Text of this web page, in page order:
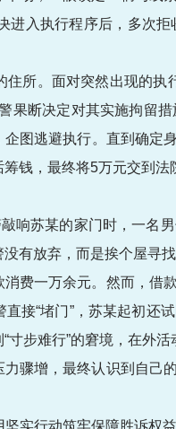
进入执行程序后，多次
所。面对突然出现的
果断决定对其实施拘留
图逃避执行。直到确
钱，最终将5万元交到法
响苏某的家门时，一名
有放弃，而是挨个屋寻
费一万余元。然而，
接“堵门”，苏某起初还
寸步难行”的窘境，在外
骤增，最终认识到自己
实行动筑牢保障胜诉权